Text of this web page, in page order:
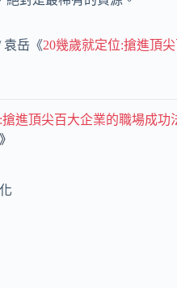
袁岳《20幾歲就定位:搶進頂
搶進頂尖百大企業的職場成
》